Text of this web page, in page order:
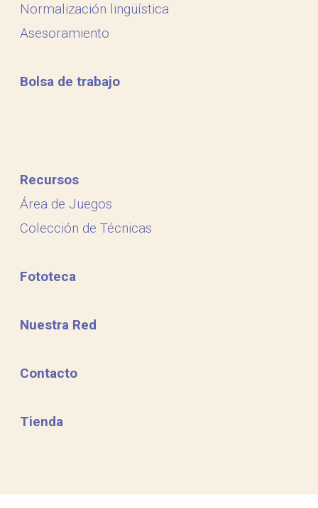
Normalización lingüística
Asesoramiento
Bolsa de trabajo
Recursos
Área de Juegos
Colección de Técnicas
Fototeca
Nuestra Red
Contacto
Tienda